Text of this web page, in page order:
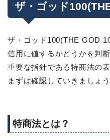
ザ・ゴッド
ザ・ゴッド100(THE GOD
信用に値するかどうかを判
重要な指針である特商法の
まずは確認していきましょう
特商法とは？